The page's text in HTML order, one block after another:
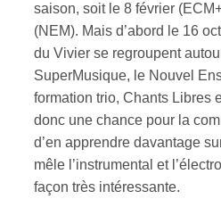
saison, soit le 8 février
(NEM). Mais d’abord le 16
du Vivier se regroupent
SuperMusique, le Nouvel
formation trio, Chants Libres
donc une chance pour la
d’en apprendre davantage
mêle l’instrumental et
façon très intéressante.